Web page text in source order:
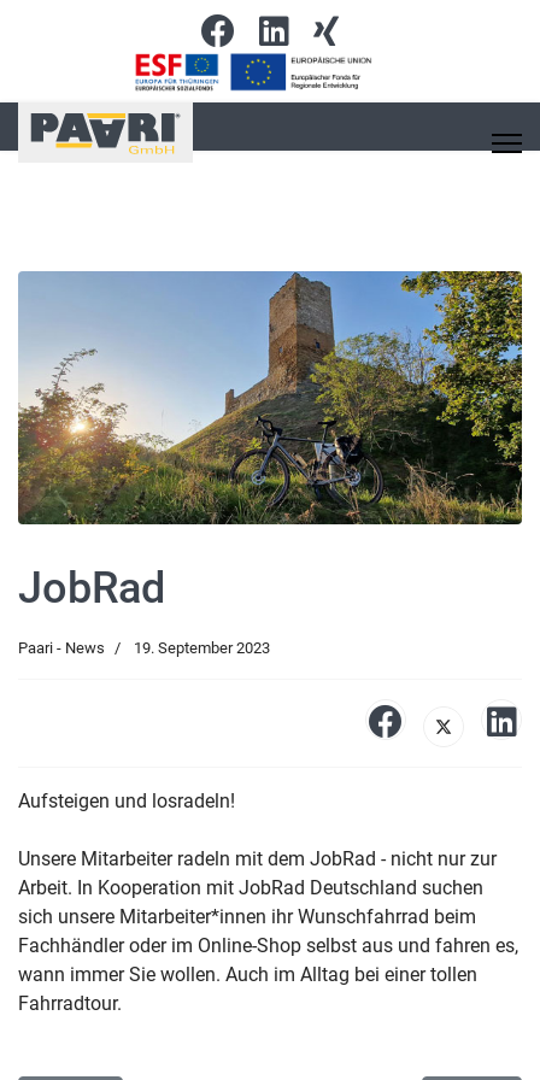
JobRad
Paari - News 19. September 2023
Aufsteigen und losradeln!
Unsere Mitarbeiter radeln mit dem JobRad - nicht nur zur
Arbeit. In Kooperation mit JobRad Deutschland suchen
sich unsere Mitarbeiter*innen ihr Wunschfahrrad beim
Fachhändler oder im Online-Shop selbst aus und fahren es,
wann immer Sie wollen. Auch im Alltag bei einer tollen
Fahrradtour.